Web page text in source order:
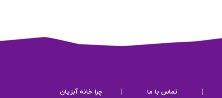
تماس با ما چرا خانه آبزیان